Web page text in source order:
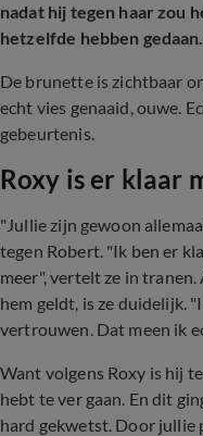
nadat hij tegen haar zou
hetzelfde hebben
De brunette is zichtbaar
echt vies genaaid, ouwe.
gebeurtenis.
Roxy is er klaar
"Jullie zijn gewoon
tegen Robert. "Ik ben er
meer", vertelt ze in
hem geldt, is ze duidelijk.
vertrouwen. Dat meen ik
Want volgens Roxy is hij
hebt te ver gaan. En dit
hard gekwetst. Door jullie